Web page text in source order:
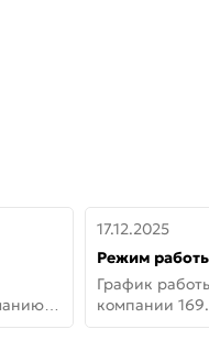
17.12.2025
Режим
праздничные
11 января
График
компании
Заказы,